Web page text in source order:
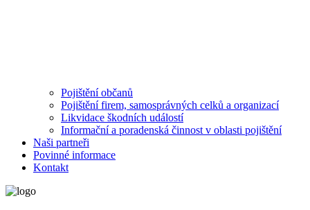
Pojištění občanů
Pojištění firem, samosprávných celků a organizací
Likvidace škodních událostí
Informační a poradenská činnost v oblasti pojištění
Naši partneři
Povinné informace
Kontakt